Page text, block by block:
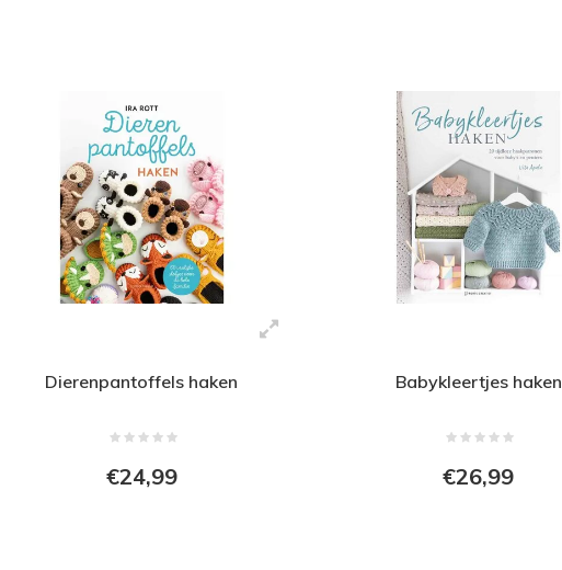
Dierenpantoffels haken
€24,99
Babykleertjes haken
€26,99